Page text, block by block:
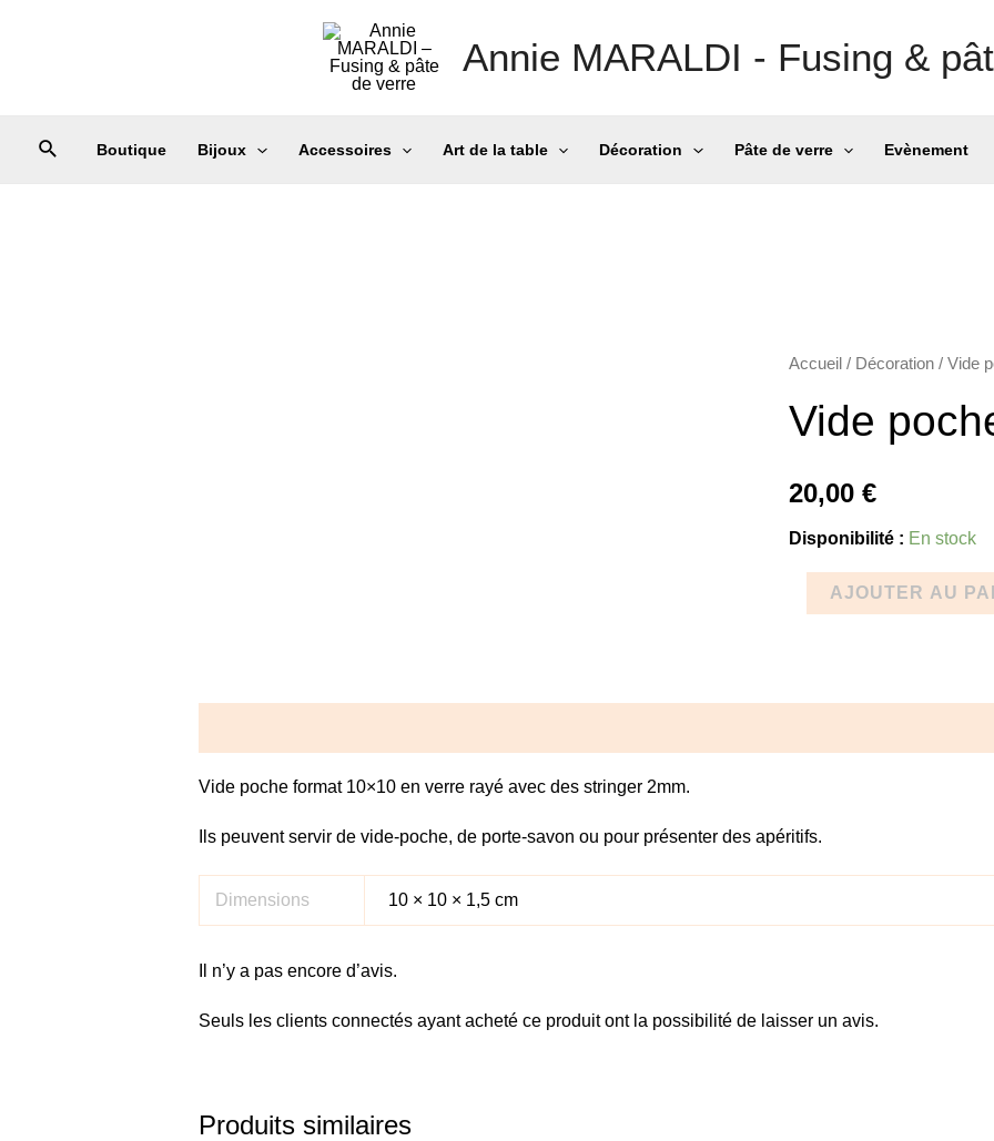
Annie MARALDI - Fusing &
Boutique Bijoux Accessoires Art de la table Décoration Pâte de verre Evènement
Accueil / Décoration /Vide
Vide
20,00€
Disponibilité : En stock
AJOUTER AU
Vide poche format 10×10 en verre rayé avec des stringer 2mm.
Ils peuvent servir de vide-poche, de porte-savon ou pour présenter des apéritifs.
Dimensions 10 × 10 × 1,5 cm
Il n’y a pas encore d’avis.
Seuls les clients connectés ayant acheté ce produit ont la possibilité de laisser un avis.
Produits similaires